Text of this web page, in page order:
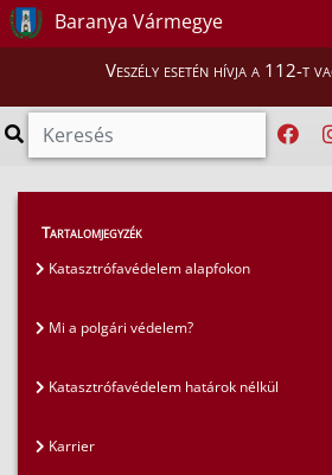
Baranya Vármegye
Veszély esetén hívja a 112-t
GYIK > Gyakran ismételt
Veszélyesáru-szállítás
Tartalomjegyzék
Katasztrófavédelem alapfokon
Mi a polgári védelem?
Katasztrófavédelem határok nélkül
Karrier